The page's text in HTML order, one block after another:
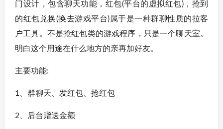
门设计，包含聊天功能，红包(平台的虚拟红包)，抢到
的红包兑换(换去游戏平台)属于是一种群聊性质的拉客
户工具。不是抢红包类的游戏程序，只是一个聊天室。
明白这个用途在什么地方的亲再加好友。
主要功能:
1、群聊天、发红包、抢红包
2、后台赠送金额